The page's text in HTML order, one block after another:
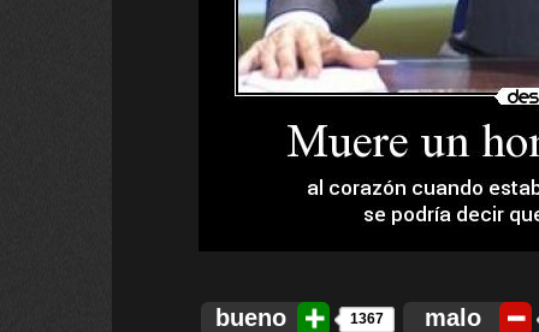
bueno 1367 malo